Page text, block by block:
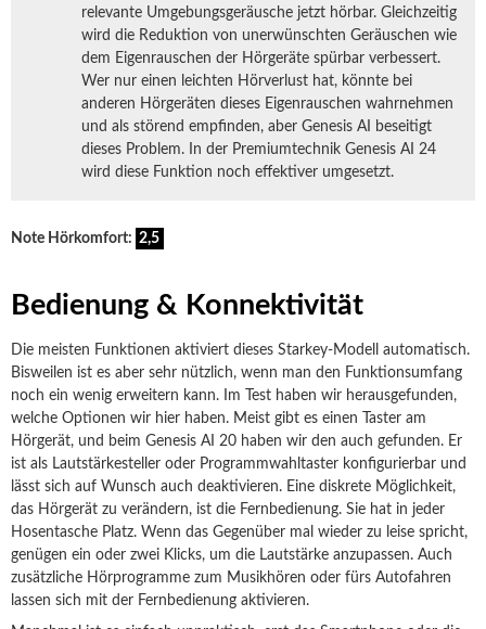
relevante Umgebungsgeräusche jetzt hörbar. Gleichzeitig
wird die Reduktion von unerwünschten Geräuschen wie
dem Eigenrauschen der Hörgeräte spürbar verbessert.
Wer nur einen leichten Hörverlust hat, könnte bei
anderen Hörgeräten dieses Eigenrauschen wahrnehmen
und als störend empfinden, aber Genesis AI beseitigt
dieses Problem. In der Premiumtechnik Genesis AI 24
wird diese Funktion noch effektiver umgesetzt.
Note Hörkomfort: 2,5
Bedienung & Konnektivität
Die meisten Funktionen aktiviert dieses Starkey-Modell automatisch.
Bisweilen ist es aber sehr nützlich, wenn man den Funktionsumfang
noch ein wenig erweitern kann. Im Test haben wir herausgefunden,
welche Optionen wir hier haben. Meist gibt es einen Taster am
Hörgerät, und beim Genesis AI 20 haben wir den auch gefunden. Er
ist als Lautstärkesteller oder Programmwahltaster konfigurierbar und
lässt sich auf Wunsch auch deaktivieren. Eine diskrete Möglichkeit,
das Hörgerät zu verändern, ist die Fernbedienung. Sie hat in jeder
Hosentasche Platz. Wenn das Gegenüber mal wieder zu leise spricht,
genügen ein oder zwei Klicks, um die Lautstärke anzupassen. Auch
zusätzliche Hörprogramme zum Musikhören oder fürs Autofahren
lassen sich mit der Fernbedienung aktivieren.